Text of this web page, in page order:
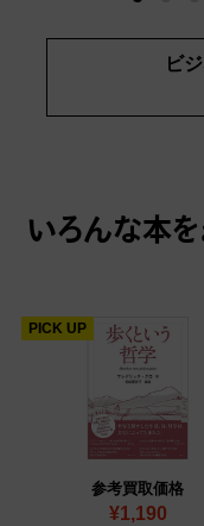
ビ
いろんな本を
参考買取価格
¥1,190
PICK UP